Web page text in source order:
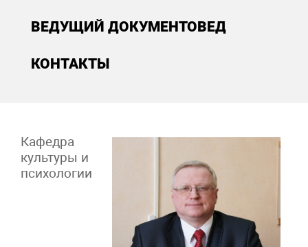
ВЕДУЩИЙ ДОКУМЕНТОВЕД
КОНТАКТЫ
Кафедра
культуры и
психологии